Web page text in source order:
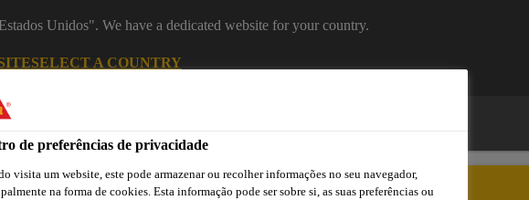
Unidos". We have a dedicated website for your country.
SELECT A COUNTRY
de preferências de privacidade
visita um website, este pode armazenar ou recolher informações no seu navegador,
na forma de cookies. Esta informação pode ser sobre si, as suas preferências ou